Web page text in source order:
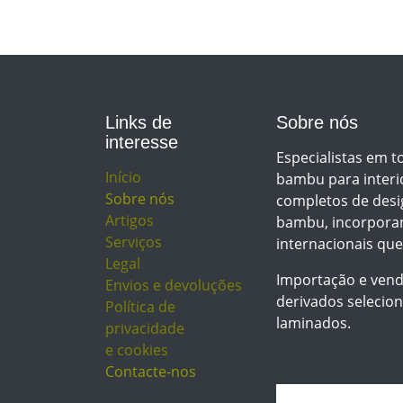
Links de
interesse
Início
Sobre nós
Artigos
Serviços
Legal
Envios e devoluções
Política de
privacidade
e cookies
Contacte-nos
Sobre nós
Especialistas em
bambu para
completos de
bambu,
internacionais
Importação e
derivados
laminados.